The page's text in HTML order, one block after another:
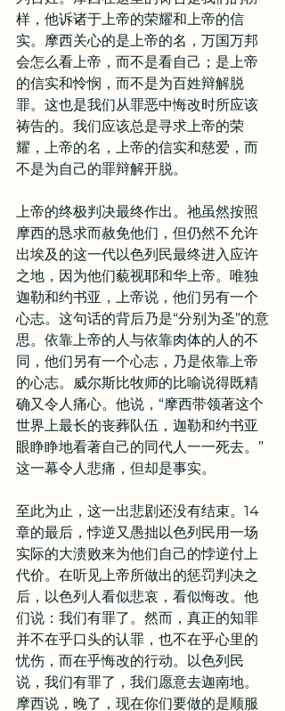
样，他诉诸于上帝的荣耀和上帝的信
实。摩西关心的是上帝的名，万国万邦
会怎么看上帝，而不是看自己；是上帝
的信实和怜悯，而不是为百姓辩解脱
罪。这也是我们从罪恶中悔改时所应该
祷告的。我们应该总是寻求上帝的荣
耀，上帝的名，上帝的信实和慈爱，而
不是为自己的罪辩解开脱。
上帝的终极判决最终作出。祂虽然按照
摩西的恳求而赦免他们，但仍然不允许
出埃及的这一代以色列民最终进入应许
之地，因为他们藐视耶和华上帝。唯独
迦勒和约书亚，上帝说，他们另有一个
心志。这句话的背后乃是“分别为圣”的意
思。依靠上帝的人与依靠肉体的人的不
同，他们另有一个心志，乃是依靠上帝
的心志。威尔斯比牧师的比喻说得既精
确又令人痛心。他说，“摩西带领著这个
世界上最长的丧葬队伍，迦勒和约书亚
眼睁睁地看著自己的同代人一一死去。”
这一幕令人悲痛，但却是事实。
至此为止，这一出悲剧还没有结束。14
章的最后，悖逆又愚拙以色列民用一场
实际的大溃败来为他们自己的悖逆付上
代价。在听见上帝所做出的惩罚判决之
后，以色列人看似悲哀，看似悔改。他
们说：我们有罪了。然而，真正的知罪
并不在乎口头的认罪，也不在乎心里的
忧伤，而在乎悔改的行动。以色列民
说，我们有罪了，我们愿意去迦南地。
摩西说，晚了，现在你们要做的是顺服